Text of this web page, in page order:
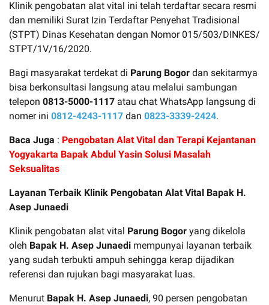
Klinik pengobatan alat vital ini telah terdaftar secara resmi
dan memiliki Surat Izin Terdaftar Penyehat Tradisional
(STPT) Dinas Kesehatan dengan Nomor 015/503/DINKES/
STPT/1V/16/2020.
Bagi masyarakat terdekat di Parung Bogor dan sekitarmya
bisa berkonsultasi langsung atau melalui sambungan
telepon 0813-5000-1117 atau chat WhatsApp langsung di
nomer ini 0812-4243-1117 dan 0823-3339-2424.
Baca Juga : Pengobatan Alat Vital dan Terapi Kejantanan
Yogyakarta Bapak Abdul Yasin Solusi Masalah
Seksualitas
Layanan Terbaik Klinik Pengobatan Alat Vital Bapak H.
Asep Junaedi
Klinik pengobatan alat vital Parung Bogor yang dikelola
oleh Bapak H. Asep Junaedi mempunyai layanan terbaik
yang sudah terbukti ampuh sehingga kerap dijadikan
referensi dan rujukan bagi masyarakat luas.
Menurut Bapak H. Asep Junaedi, 90 persen pengobatan